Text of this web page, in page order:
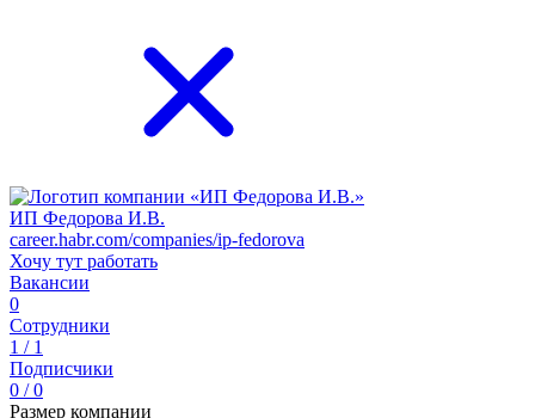
ИП Федорова И.В.
career.habr.com/companies/ip-fedorova
Хочу тут работать
Вакансии
0
Сотрудники
1 / 1
Подписчики
0 / 0
Размер компании